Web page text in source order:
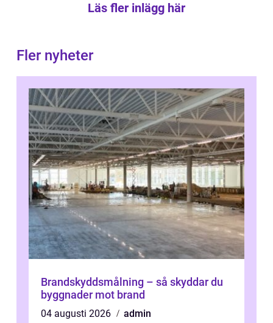
Läs fler inlägg här
Fler nyheter
Brandskyddsmålning – så skyddar du
byggnader mot brand
04 augusti 2026 admin